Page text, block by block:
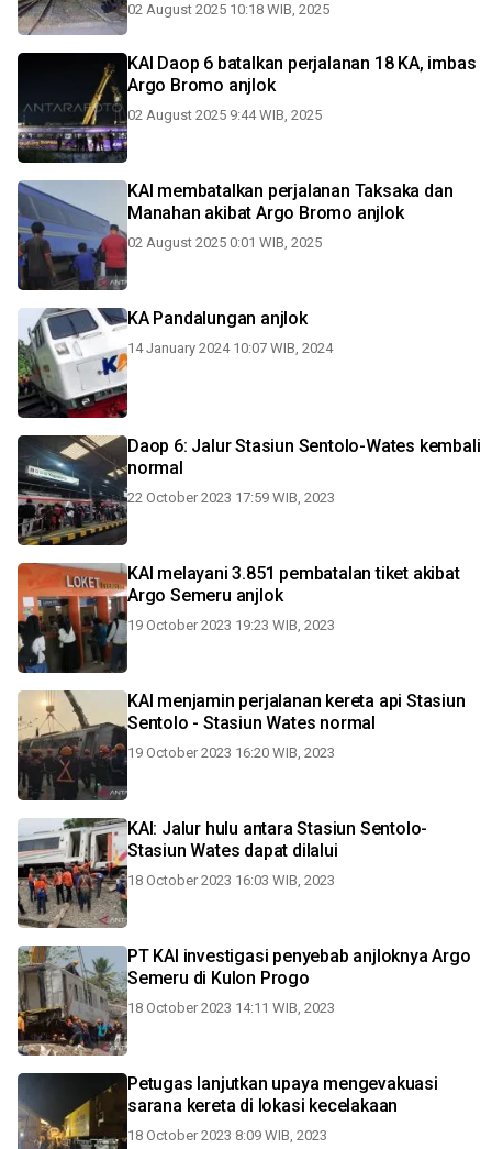
02 August 2025 10:18 WIB, 2025
KAI Daop 6 batalkan perjalanan 18 KA, imbas
Argo Bromo anjlok
02 August 2025 9:44 WIB, 2025
KAI membatalkan perjalanan Taksaka dan
Manahan akibat Argo Bromo anjlok
02 August 2025 0:01 WIB, 2025
KA Pandalungan anjlok
14 January 2024 10:07 WIB, 2024
Daop 6: Jalur Stasiun Sentolo-Wates kembali
normal
22 October 2023 17:59 WIB, 2023
KAI melayani 3.851 pembatalan tiket akibat
Argo Semeru anjlok
19 October 2023 19:23 WIB, 2023
KAI menjamin perjalanan kereta api Stasiun
Sentolo - Stasiun Wates normal
19 October 2023 16:20 WIB, 2023
KAI: Jalur hulu antara Stasiun Sentolo-
Stasiun Wates dapat dilalui
18 October 2023 16:03 WIB, 2023
PT KAI investigasi penyebab anjloknya Argo
Semeru di Kulon Progo
18 October 2023 14:11 WIB, 2023
Petugas lanjutkan upaya mengevakuasi
sarana kereta di lokasi kecelakaan
18 October 2023 8:09 WIB, 2023